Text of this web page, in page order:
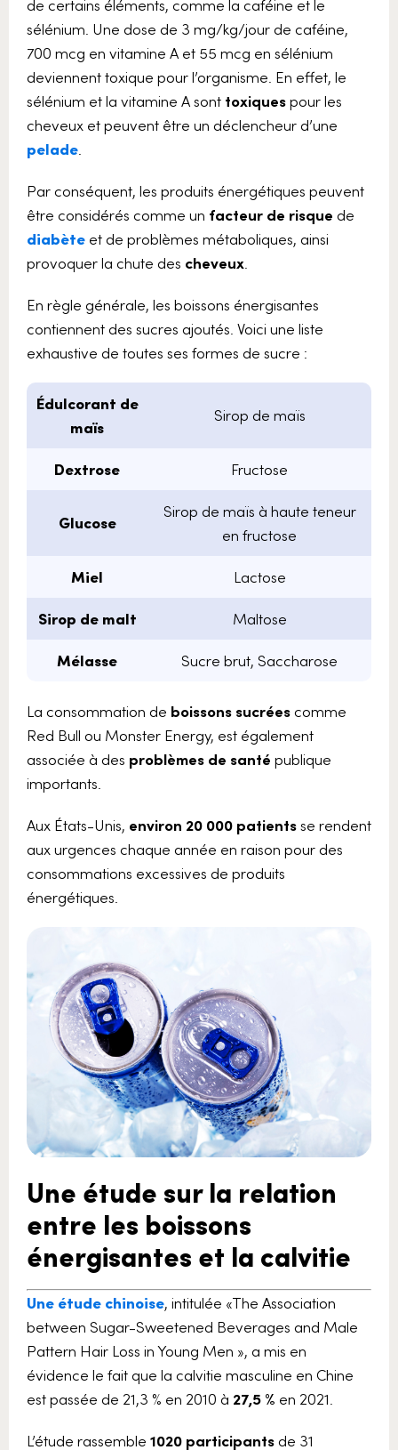
de certains éléments, comme la caféine et le
sélénium. Une dose de 3 mg/kg/jour de caféine,
700 mcg en vitamine A et 55 mcg en sélénium
deviennent toxique pour l’organisme. En effet, le
sélénium et la vitamine A sont toxiquespour les
cheveux et peuvent être un déclencheur d’une
pelade.
Par conséquent, les produits énergétiques peuvent
être considérés comme un facteur de risque de
diabète et de problèmes métaboliques, ainsi
provoquer la chute des cheveux.
En règle générale, les boissons énergisantes
contiennent des sucres ajoutés. Voici une liste
exhaustive de toutes ses formes de sucre :
Édulcorant de
maïs
Sirop de maïs
Dextrose Fructose
Glucose
Sirop de maïs à haute teneur
en fructose
Miel
Lactose
Sirop de malt
Maltose
Mélasse
Sucre brut, Saccharose
La consommation de boissons sucréescomme
Red Bull ou Monster Energy, est également
associée à des problèmes de santé publique
importants.
Aux États-Unis, environ 20 000 patientsse rendent
aux urgences chaque année en raison pour des
consommations excessives de produits
énergétiques.
Une étude sur la relation
entre les boissons
énergisantes et la calvitie
Une étude chinoise, intitulée «The Association
between Sugar-Sweetened Beverages and Male
Pattern Hair Loss in Young Men », a mis en
évidence le fait que la calvitie masculine en Chine
est passée de 21,3 % en 2010 à 27,5 % en 2021.
L’étude rassemble 1020 participantsde 31